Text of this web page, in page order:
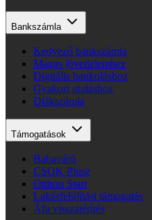
Bankszámla
Kedvező bankszámla
Magas jövedelemhez
Digitális bankoláshoz
Gyakori utaláshoz
Diákszámla
Támogatások
Babaváró
CSOK Plusz
Otthon Start
Lakásfelújítási támogatás
Áfa visszatérítés